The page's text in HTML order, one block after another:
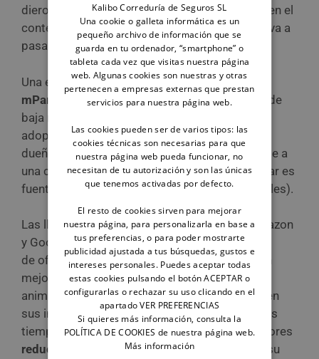
dieron cuenta de que era una ayuda necesaria en el
contexto pandémico actual, en el que la gente va a
pasar mucho tiempo encerrada en su casa.
Una empresa neoyorkina de tráfico de datos,
mParticle
, también garantizaba dos semanas de
baja remunerada para los empleados recién
adoptantes de gato o perro, así como para los
dueños de mascotas que tuviesen que mudarse a
una ciudad distinta (adaptarse a un nuevo hogar es
fuente conocida de estrés para muchos animales).
Las llamadas compañías Big Tech(como Amazon
y Google), de la misma forma que disponen
de oficinas lúdicas y modernas para ofrecer un
mejor entorno de trabajo a sus empleados, les
animan a llevar a sus mascotas a pasar el día en
sus instalaciones. Los animales pasarán menos
tiempo solos en casa a la vez que los trabajadores
reducirán sus niveles de estrés, fomentando su
Kalibo Correduría de Seguros SL
Una cookie o galleta informática es un
pequeño archivo de información que se
guarda en tu ordenador, “smartphone” o
tableta cada vez que visitas nuestra página
web. Algunas cookies son nuestras y otras
pertenecen a empresas externas que prestan
servicios para nuestra página web.
Las cookies pueden ser de varios tipos: las
cookies técnicas son necesarias para que
nuestra página web pueda funcionar, no
necesitan de tu autorización y son las únicas
que tenemos activadas por defecto.
El resto de cookies sirven para mejorar
nuestra página, para personalizarla en base a
tus preferencias, o para poder mostrarte
publicidad ajustada a tus búsquedas, gustos e
intereses personales. Puedes aceptar todas
estas cookies pulsando el botón ACEPTAR o
configurarlas o rechazar su uso clicando en el
apartado VER PREFERENCIAS
Si quieres más información, consulta la
POLÍTICA DE COOKIES de nuestra página web.
Más información